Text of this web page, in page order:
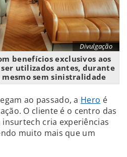
Divulgação
benefícios exclusivos aos
utilizados antes, durante
mesmo sem sinistralidade
ao passado, a Hero é
O cliente é o centro das
cria experiências
muito mais que um